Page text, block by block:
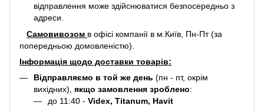
відправлення може здійснюватися безпосередньо з
адреси.
Самовивозом в офісі компанії в м.Київ, Пн-Пт (за
попередньою домовленістю).
Інформація щодо доставки товарів:
Відправляємо в той же день (пн - пт, окрім
вихідних), якщо замовлення зроблено:
до 11:40 - Videx, Titanum, Havit